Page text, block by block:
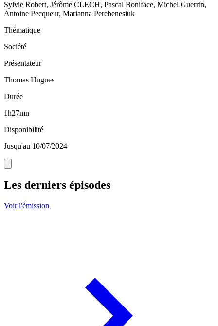
Sylvie Robert, Jérôme CLECH, Pascal Boniface, Michel Guerrin,
Antoine Pecqueur, Marianna Perebenesiuk
Thématique
Société
Présentateur
Thomas Hugues
Durée
1h27mn
Disponibilité
Jusqu'au 10/07/2024
Les derniers épisodes
Voir l'émission